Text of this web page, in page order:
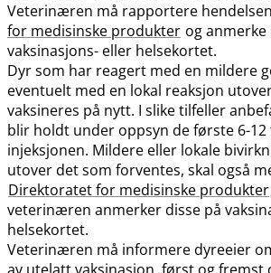
Veterinæren må rapportere
for medisinske produkter og
vaksinasjons- eller helsekortet.
Dyr som har reagert med en mildere
eventuelt med en lokal reaksjon
vaksineres på nytt. I slike tilfeller
blir holdt under oppsyn de første 6-
injeksjonen. Mildere eller lokale
utover det som forventes, skal også
Direktoratet for medisinske produkter
veterinæren anmerker disse på
helsekortet.
Veterinæren må informere dyreeier